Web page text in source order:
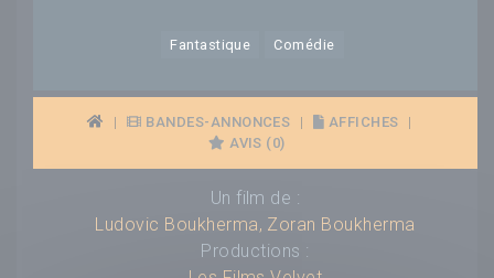
Fantastique Comédie
| BANDES-ANNONCES | AFFICHES
|
AVIS (0)
Un film de :
Ludovic Boukherma, Zoran Boukherma
Productions :